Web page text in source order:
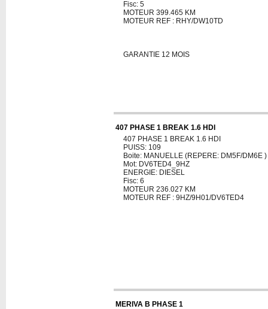
Fisc: 5
MOTEUR 399.465 KM
MOTEUR REF : RHY/DW10TD
GARANTIE 12 MOIS
407 PHASE 1 BREAK 1.6 HDI
407 PHASE 1 BREAK 1.6 HDI
PUISS: 109
Boite: MANUELLE (REPERE: DM5F/DM6E )
Mot: DV6TED4_9HZ
ENERGIE: DIESEL
Fisc: 6
MOTEUR 236.027 KM
MOTEUR REF : 9HZ/9H01/DV6TED4
MERIVA B PHASE 1